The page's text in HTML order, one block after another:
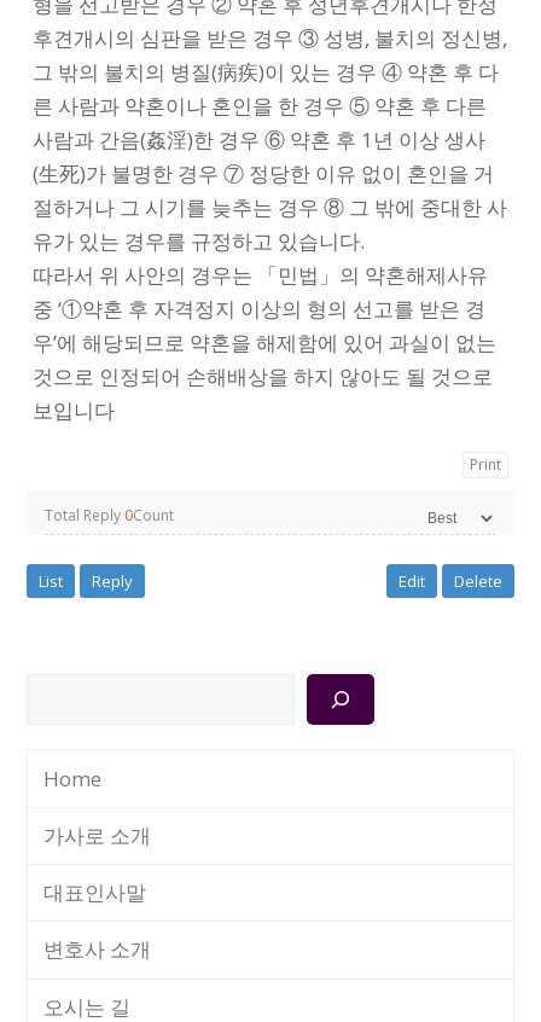
후견개시의 심판을 받은 경우 ③ 성병, 불치의 정신병,
그 밖의 불치의 병질(病疾)이 있는 경우 ④ 약혼 후 다
른 사람과 약혼이나 혼인을 한 경우 ⑤ 약혼 후 다른
사람과 간음(姦淫)한 경우 ⑥ 약혼 후 1년 이상 생사
(生死)가 불명한 경우 ⑦ 정당한 이유 없이 혼인을 거
절하거나 그 시기를 늦추는 경우 ⑧ 그 밖에 중대한 사
유가 있는 경우를 규정하고 있습니다.
따라서 위 사안의 경우는 「민법」의 약혼해제사유
중 ‘①약혼 후 자격정지 이상의 형의 선고를 받은 경
우’에 해당되므로 약혼을 해제함에 있어 과실이 없는
것으로 인정되어 손해배상을 하지 않아도 될 것으로
보입니다
Print
Total Reply 0Count
List Reply Edit Delete
Home
가사로 소개
대표인사말
변호사 소개
오시는 길